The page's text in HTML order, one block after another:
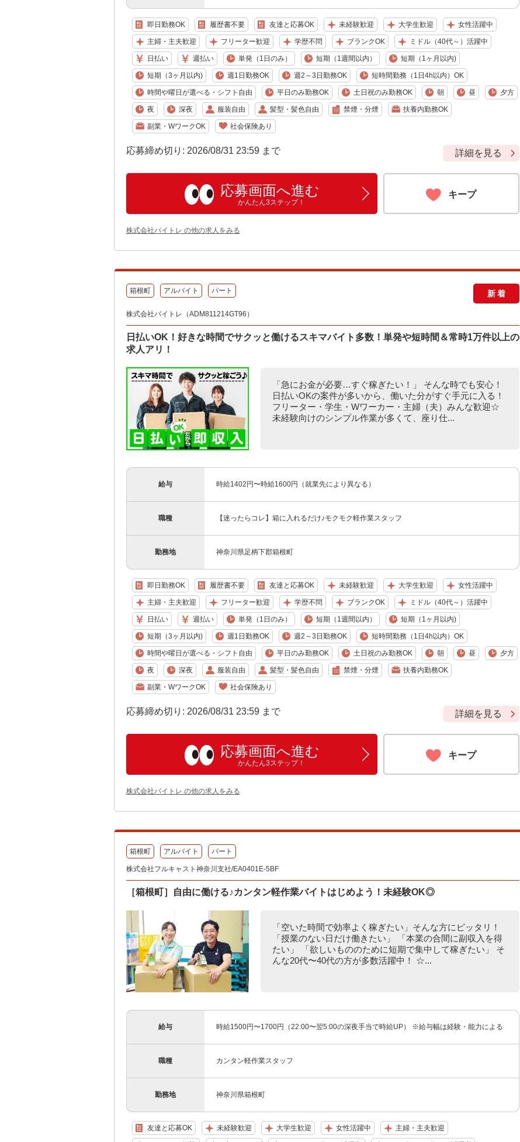
即日勤務OK 履歴書不要 友達と応募OK 未経験歓迎 大学生歓迎 女性活躍中
主婦・主夫歓迎 フリーター歓迎 学歴不問 ブランクOK ミドル（40代～）活躍中
日払い 週払い 単発（1日のみ） 短期（1週間以内） 短期（1ヶ月以内)
短期（3ヶ月以内) 週1日勤務OK 週2～3日勤務OK 短時間勤務（1日4h以内）OK
時間や曜日が選べる・シフト自由 平日のみ勤務OK 土日祝のみ勤務OK 朝 昼 夕方
夜 深夜 服装自由 髪型・髪色自由 禁煙・分煙 扶養内勤務OK
副業・WワークOK 社会保険あり
応募締め切り: 2026/08/31 23:59 まで 詳細を見る
応募画面へ進む
かんたん3ステップ！
キープ
株式会社バイトレ の他の求人をみる
箱根町 アルバイト パート 新着
株式会社バイトレ（ADM811214GT96）
日払いOK！好きな時間でサクッと働けるスキマバイト多数！単発や短時間＆常時1万件以上の
求人アリ！
「急にお金が必要…すぐ稼ぎたい！」 そんな時でも安心！
日払いOKの案件が多いから、働いた分がすぐ手元に入る！
フリーター・学生・Wワーカー・主婦（夫）みんな歓迎☆
未経験向けのシンプル作業が多くて、座り仕...
給与 時給1402円〜時給1600円（就業先により異なる）
職種 【迷ったらコレ】箱に入れるだけ♪モクモク軽作業スタッフ
勤務地 神奈川県足柄下郡箱根町
即日勤務OK 履歴書不要 友達と応募OK 未経験歓迎 大学生歓迎 女性活躍中
主婦・主夫歓迎 フリーター歓迎 学歴不問 ブランクOK ミドル（40代～）活躍中
日払い 週払い 単発（1日のみ） 短期（1週間以内） 短期（1ヶ月以内)
短期（3ヶ月以内) 週1日勤務OK 週2～3日勤務OK 短時間勤務（1日4h以内）OK
時間や曜日が選べる・シフト自由 平日のみ勤務OK 土日祝のみ勤務OK 朝 昼 夕方
夜 深夜 服装自由 髪型・髪色自由 禁煙・分煙 扶養内勤務OK
副業・WワークOK 社会保険あり
応募締め切り: 2026/08/31 23:59 まで 詳細を見る
応募画面へ進む
かんたん3ステップ！
キープ
株式会社バイトレ の他の求人をみる
箱根町 アルバイト パート
株式会社フルキャスト神奈川支社/EA0401E-5BF
［箱根町］自由に働ける♪カンタン軽作業バイトはじめよう！未経験OK◎
「空いた時間で効率よく稼ぎたい」そんな方にピッタリ！
「授業のない日だけ働きたい」 「本業の合間に副収入を得
たい」 「欲しいもののために短期で集中して稼ぎたい」 そ
んな20代〜40代の方が多数活躍中！ ☆...
給与 時給1500円〜1700円（22:00〜翌5:00の深夜手当で時給UP） ※給与幅は経験・能力による
職種 カンタン軽作業スタッフ
勤務地 神奈川県箱根町
友達と応募OK 未経験歓迎 大学生歓迎 女性活躍中 主婦・主夫歓迎